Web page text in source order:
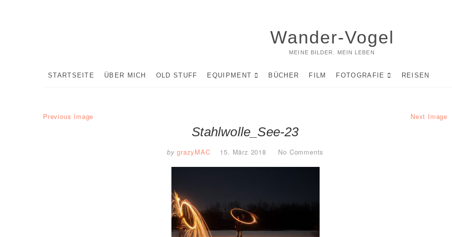
Wander-Vogel
MEINE BILDER. MEIN LEBEN
STARTSEITE ÜBER MICH OLD STUFF EQUIPMENT BÜCHER FILM FOTOGRAFIE REISEN
Previous Image Next Image
Stahlwolle_See-23
by grazyMAC 15. März 2018 No Comments